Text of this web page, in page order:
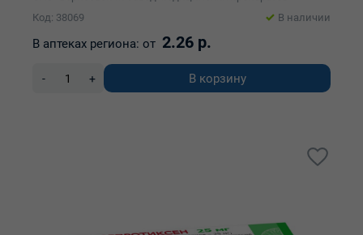
Код: 38069
В наличии
В аптеках региона: от 2.26 р.
- + В корзину